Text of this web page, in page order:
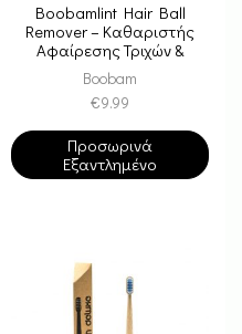
Boobamlint Hair Ball
Remover – Καθαριστής
Αφαίρεσης Τριχών &
Χνουδιών
Boobam
€9.99
Προσωρινά
Εξαντλημένο